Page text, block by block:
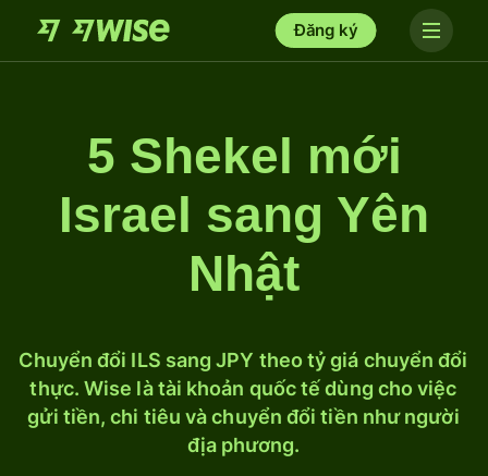
Đăng ký
5 Shekel mới
Israel sang Yên
Nhật
Chuyển đổi ILS sang JPY theo tỷ giá chuyển đổi
thực. Wise là tài khoản quốc tế dùng cho việc
gửi tiền, chi tiêu và chuyển đổi tiền như người
địa phương.